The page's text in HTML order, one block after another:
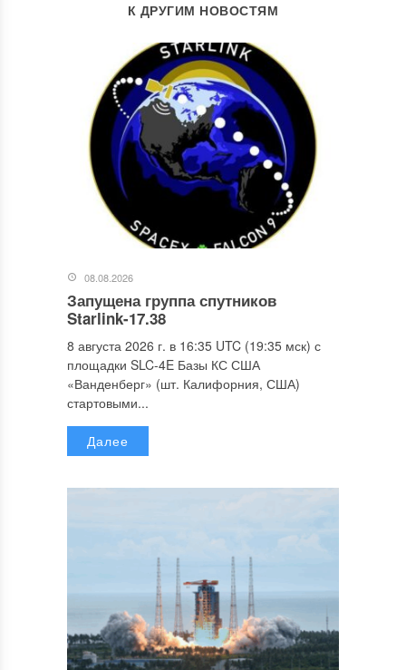
К ДРУГИМ НОВОСТЯМ
08.08.2026
Запущена группа спутников
Starlink-17.38
8 августа 2026 г. в 16:35 UTC (19:35 мск) с
площадки SLC-4E Базы КС США
«Ванденберг» (шт. Калифорния, США)
стартовыми...
Далее